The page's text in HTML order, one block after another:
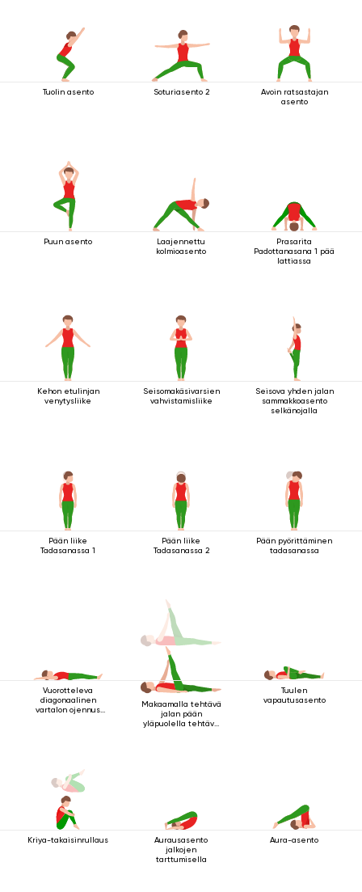
Tuolin asento Soturiasento 2
Avoin ratsastajan
asento
Puun asento
Laajennettu
kolmioasento
Prasarita
Padottanasana 1 pää
lattiassa
Kehon etulinjan
venytysliike
Seisomakäsivarsien
vahvistamisliike
Seisova yhden jalan
sammakkoasento
selkänojalla
Pään liike
Tadasanassa 1
Pään liike
Tadasanassa 2
Pään pyörittäminen
tadasanassa
Vuorotteleva
diagonaalinen
vartalon ojennus
Makaamalla tehtävä
jalan pään
yläpuolella tehtävä
Tuulen
vapautusasento
Kriya-takaisinrullaus
Aurausasento
jalkojen
tarttumisella
Aura-asento